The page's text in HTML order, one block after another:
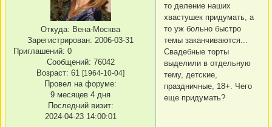
Откуда: Вена-Москва
Зарегистрирован: 2006-03-31
Приглашений: 0
Сообщений: 76042
Возраст: 61 [1964-10-04]
Провел на форуме:
9 месяцев 4 дня
Последний визит:
2024-04-23 14:00:01
то деление наших
хвастушек придумать, а
то уж больно быстро
темы заканчиваются...
Свадебные торты
выделили в отдельную
тему, детские,
праздничные, 18+. Чего
еще придумать?